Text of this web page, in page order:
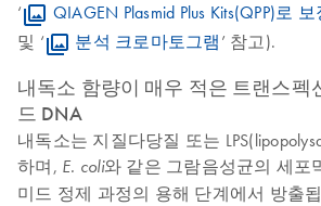
‘
QIAGEN Plasmid Plus Kits(QPP)로
및 ‘
분석 크로마토그램 ’ 참고).
내독소 함량이 매우 적은 트랜스펙
드 DNA
내독소는 지질다당질 또는
하며, E. coli와 같은 그람음성균의 세포
미드 정제 과정의 용해 단계에서 방출